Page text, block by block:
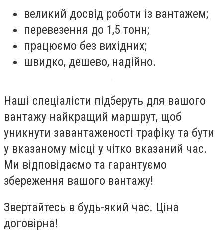
великий досвід роботи із вантажем;
перевезення до 1,5 тонн;
працюємо без вихідних;
швидко, дешево, надійно.
Наші спеціалісти підберуть для вашого
вантажу найкращий маршрут, щоб
уникнути завантаженості трафіку та бути
у вказаному місці у чітко вказаний час.
Ми відповідаємо та гарантуємо
збереження вашого вантажу!
Звертайтесь в будь-який час. Ціна
договірна!